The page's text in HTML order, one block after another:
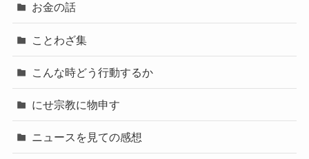
お金の話
ことわざ集
こんな時どう行動するか
にせ宗教に物申す
ニュースを見ての感想